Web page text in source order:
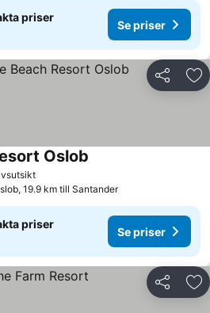
priser
Se priser
Dela
Oslob
19.9 km till Santander
priser
Se priser
Dela